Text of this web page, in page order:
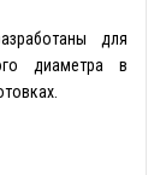
для
диаметра в